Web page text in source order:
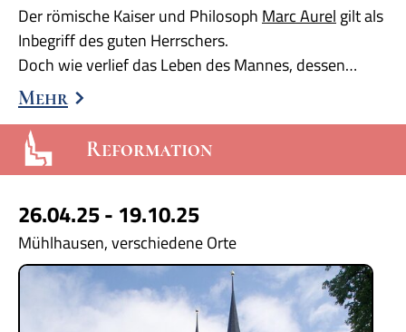
Der römische Kaiser und Philosoph Marc Aurel gilt als
Inbegriff des guten Herrschers.
Doch wie verlief das Leben des Mannes, dessen…
Mehr
Reformation
26.04.25 - 19.10.25
Mühlhausen, verschiedene Orte